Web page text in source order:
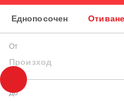
Еднопосочен
От
Произход
До